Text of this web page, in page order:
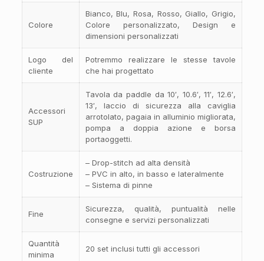
Colore
Bianco, Blu, Rosa, Rosso, Giallo, Grigio,
Colore personalizzato, Design e
dimensioni personalizzati
Logo del
cliente
Potremmo realizzare le stesse tavole
che hai progettato
Accessori
SUP
Tavola da paddle da 10′, 10.6′, 11′, 12.6′,
13′, laccio di sicurezza alla caviglia
arrotolato, pagaia in alluminio migliorata,
pompa a doppia azione e borsa
portaoggetti.
Costruzione
– Drop-stitch ad alta densità
– PVC in alto, in basso e lateralmente
– Sistema di pinne
Fine
Sicurezza, qualità, puntualità nelle
consegne e servizi personalizzati
Quantità
minima
20 set inclusi tutti gli accessori